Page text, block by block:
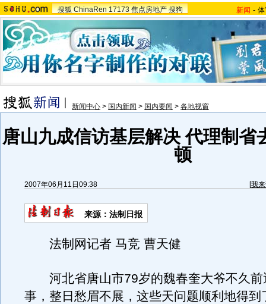
搜狐 ChinaRen 17173 焦点房地产 搜狗 新闻 -
新闻中心 > 国内新闻 > 国内要闻 > 各地视窗
唐山九成信访基层解决 代理制省
顿
2007年06月11日09:38 [我
来源：法制日报
法制网记者 马竞 曹天健
河北省唐山市79岁的魏春奎大爷不久前
事，整日愁眉不展，这些天问题顺利地得到